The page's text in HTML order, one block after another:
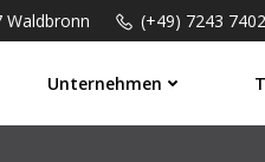
Waldbronn (+49) 7243
Unternehmen